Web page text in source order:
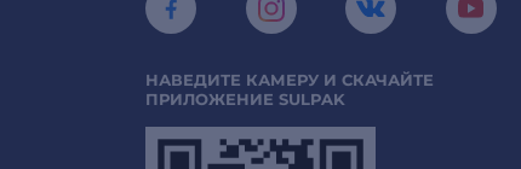
НАВЕДИТЕ КАМЕРУ И СКАЧАЙТЕ
ПРИЛОЖЕНИЕ SULPAK